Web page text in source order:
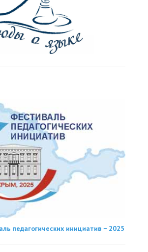
педагогических инициатив − 2025